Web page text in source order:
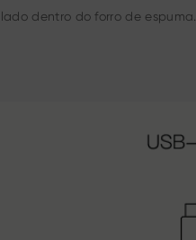
dentro do forro de espuma.